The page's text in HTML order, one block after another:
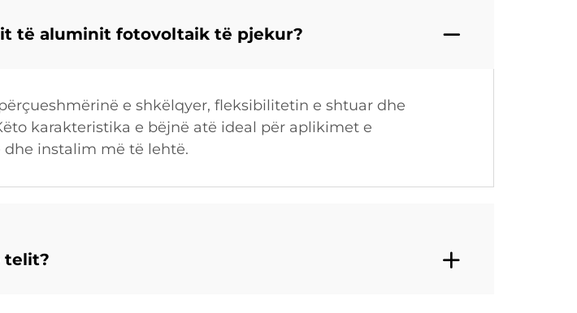
të aluminit fotovoltaik të pjekur?
e shkëlqyer, fleksibilitetin e shtuar dhe
karakteristika e bëjnë atë ideal për aplikimet e
instalim më të lehtë.
telit?